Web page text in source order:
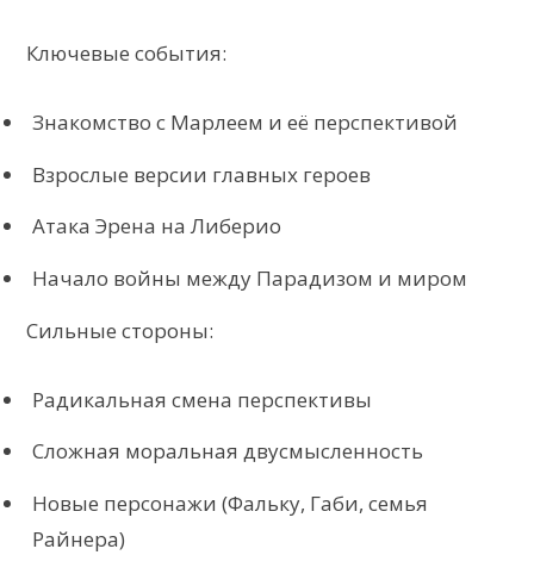
Ключевые события:
Знакомство с Марлеем и её перспективой
Взрослые версии главных героев
Атака Эрена на Либерио
Начало войны между Парадизом и миром
Сильные стороны:
Радикальная смена перспективы
Сложная моральная двусмысленность
Новые персонажи (Фальку, Габи, семья
Райнера)